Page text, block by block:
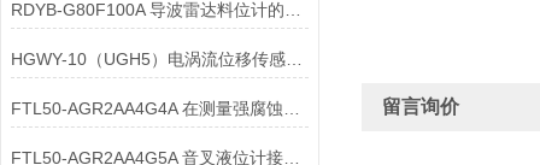
HGWY-10（UGH5）电涡流位移传感器参数说明
FTL50-AGR2AA4G5A 音叉液位计接线端子接触不良的原因有哪些
留言询价